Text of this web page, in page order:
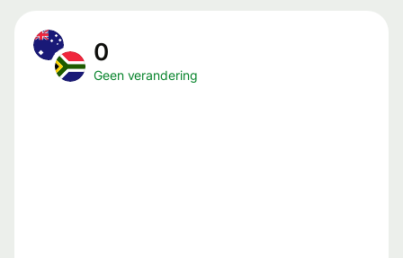
0
Geen verandering